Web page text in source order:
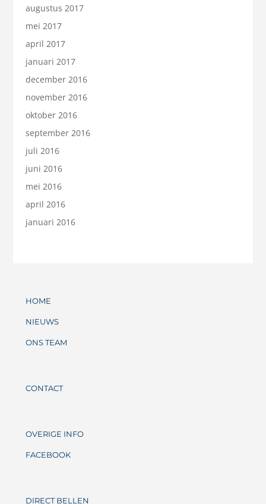
augustus 2017
mei 2017
april 2017
januari 2017
december 2016
november 2016
oktober 2016
september 2016
juli 2016
juni 2016
mei 2016
april 2016
januari 2016
HOME
NIEUWS
ONS TEAM
CONTACT
OVERIGE INFO
FACEBOOK
DIRECT BELLEN